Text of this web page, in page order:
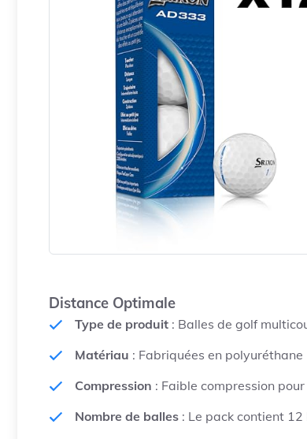
Distance Optimale
Type de produit : Balles de golf
Matériau : Fabriquées en
Compression : Faible compression
Nombre de balles : Le pack contient